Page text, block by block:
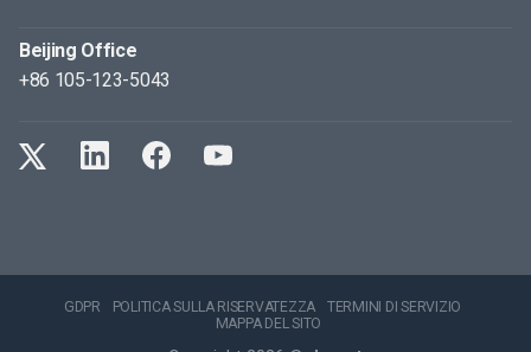
Beijing Office
+86 105-123-5043
GDPR POLITICA SULLA RISERVATEZZA
TERMINI DI SERVIZIO
MAPPA DEL SITO